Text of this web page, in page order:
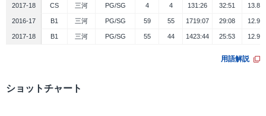
2017-18 CS 三河 PG/SG 4 4 131:26 32:51 13.8
2016-17 B1 三河 PG/SG 59 55 1719:07 29:08 12.9
2017-18 B1 三河 PG/SG 55 44 1423:44 25:53 12.9
用語解説
ショットチャート